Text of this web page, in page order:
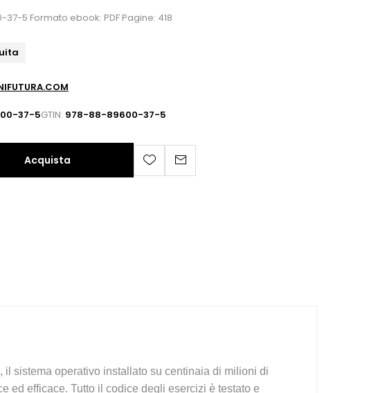
37-5 Formato ebook: PDF Pagine: 418
37-5GTIN: 978-88-89600-37-5
Acquista
sistema operativo installato su centinaia di milioni di
ed efficace. Tutto il codice degli esercizi è testato e